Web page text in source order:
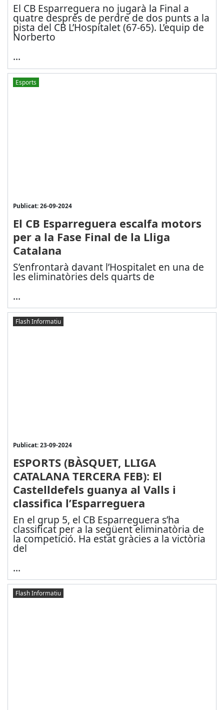
El CB Esparreguera no jugarà la Final a
quatre després de perdre de dos punts a la
pista del CB L’Hospitalet (67-65). L’equip de
Norberto
...
Esports
Publicat: 26-09-2024
El CB Esparreguera escalfa motors
per a la Fase Final de la Lliga
Catalana
S’enfrontarà davant l’Hospitalet en una de
les eliminatòries dels quarts de
...
Flash Informatiu
Publicat: 23-09-2024
ESPORTS (BÀSQUET, LLIGA
CATALANA TERCERA FEB): El
Castelldefels guanya al Valls i
classifica l’Esparreguera
En el grup 5, el CB Esparreguera s’ha
classificat per a la següent eliminatòria de
la competició. Ha estat gràcies a la victòria
del
...
Flash Informatiu